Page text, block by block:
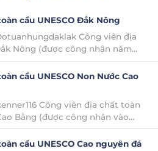
cầu UNESCO Đắk Nông
Công viên địa
Nông (được công nhận năm
toàn cầu Đắk Nông có diện tích
trên địa bàn [...]
cầu UNESCO Non Nước Cao
Công viên địa chất toàn
Bằng (được công nhận vào
(CVĐC) Non Nước Cao Bằng
[...]
cầu UNESCO Cao nguyên đá